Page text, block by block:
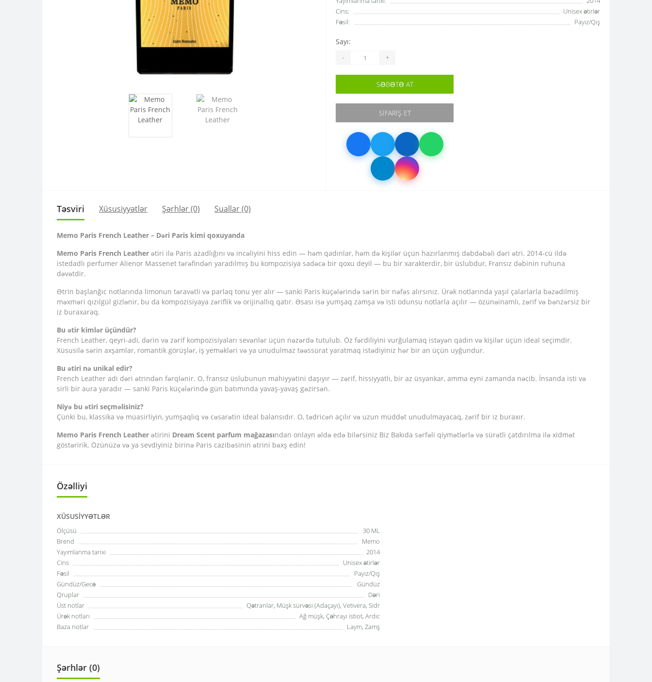
Cins:
Unisex ətirlər
Fəsil:
Payız/Qış
Sayı:
- +
SƏBƏTƏ AT
SIFARIŞ ET
Təsviri Xüsusiyyətlər Şərhlər (0) Suallar(0)
Memo Paris French Leather – Dəri Paris kimi qoxuyanda
Memo Paris French Leather ətiri ilə Paris azadlığını və incəliyini hiss edin — həm qadınlar, həm də kişilər üçün hazırlanmış dəbdəbəli dəri ətri. 2014-cü ildə
istedadlı perfumer Alienor Massenet tərəfindən yaradılmış bu kompozisiya sadəcə bir qoxu deyil — bu bir xarakterdir, bir üslubdur, Fransız dəbinin ruhuna
dəvətdir.
Ətrin başlanğıc notlarında limonun təravətli və parlaq tonu yer alır — sanki Paris küçələrində sərin bir nəfəs alırsınız. Ürək notlarında yaşıl çalarlarla bəzədilmiş
məxməri qızılgül gizlənir, bu da kompozisiyaya zəriflik və orijinallıq qatır. Əsası isə yumşaq zamşa və isti odunsu notlarla açılır — özünəinamlı, zərif və bənzərsiz bir
iz buraxaraq.
Bu ətir kimlər üçündür?
French Leather, qeyri-adi, dərin və zərif kompozisiyaları sevənlər üçün nəzərdə tutulub. Öz fərdiliyini vurğulamaq istəyən qadın və kişilər üçün ideal seçimdir.
Xüsusilə sərin axşamlar, romantik görüşlər, iş yeməkləri və ya unudulmaz təəssürat yaratmaq istədiyiniz hər bir an üçün uyğundur.
Bu ətiri nə unikal edir?
French Leather adi dəri ətrindən fərqlənir. O, fransız üslubunun mahiyyətini daşıyır — zərif, hissiyyatlı, bir az üsyankar, amma eyni zamanda nəcib. İnsanda isti və
sirli bir aura yaradır — sanki Paris küçələrində gün batımında yavaş-yavaş gəzirsən.
Niyə bu ətiri seçməlisiniz?
Çünki bu, klassika və müasirliyin, yumşaqlıq və cəsarətin ideal balansıdır. O, tədricən açılır və uzun müddət unudulmayacaq, zərif bir iz buraxır.
Memo Paris French Leather ətirini Dream Scent parfum mağazasından onlayn əldə edə bilərsiniz Biz Bakıda sərfəli qiymətlərlə və sürətli çatdırılma ilə xidmət
göstəririk. Özünüzə və ya sevdiyiniz birinə Paris cazibəsinin ətrini bəxş edin!
Özəlliyi
XÜSUSIYYƏTLƏR
Ölçüsü
30 ML
Brend
Memo
Yayımlanma tarixi
2014
Cins
Unisex ətirlər
Fəsil
Payız/Qış
Gündüz/Gecə
Gündüz
Qruplar
Dəri
Üst notlar
Qətranlar, Müşk sürvəsi (Adaçayı), Vetivera, Sidr
Ürək notları
Ağ müşk, Çəhrayı istiot, Ardıc
Baza notlar
Laym, Zamş
Şərhlər (0)